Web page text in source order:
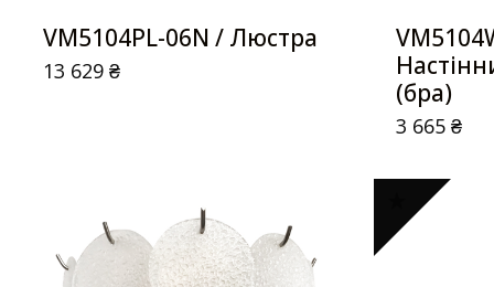
VM5104PL-06N / Люстра
13 629₴
(бра)
3 665₴